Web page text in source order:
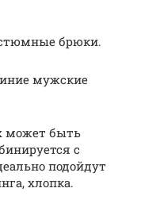
брюки.
мужские
может быть
с
подойдут
хлопка.